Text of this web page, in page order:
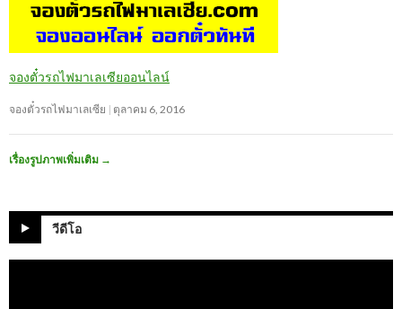
จองตั๋วรถไฟมาเลเซียออนไลน์
จองตั๋วรถไฟมาเลเซีย ตุลาคม 6, 2016
เรื่องรูปภาพเพิ่มเติม →
วีดีโอ